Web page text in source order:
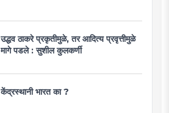
उद्धव ठाकरे प्रकृतीमुळे, तर आदित्य प्रवृत्तीमुळे
मागे पडले : सुशील कुलकर्णी
केंद्रस्थानी भारत का ?